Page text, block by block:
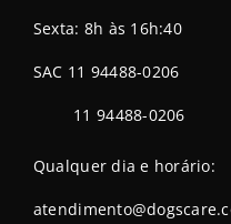
Sexta: 8h às 16h:40
SAC 11 94488-0206
11 94488-0206
Qualquer dia e horário: